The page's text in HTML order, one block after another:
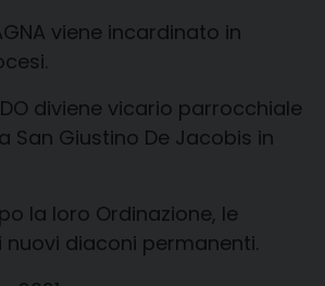
viene incardinato in
diviene vicario parrocchiale
San Giustino De Jacobis in
la loro Ordinazione, le
nuovi diaconi permanenti.